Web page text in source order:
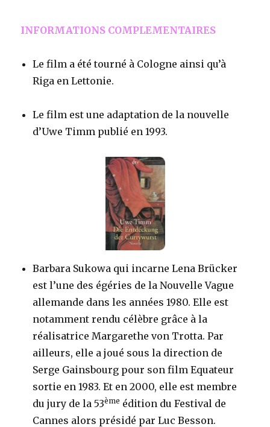
INFORMATIONS COMPLEMENTAIRES
Le film a été tourné à Cologne ainsi qu’à
Riga en Lettonie.
Le film est une adaptation de la nouvelle
d’Uwe Timm publié en 1993.
Barbara Sukowa qui incarne Lena Brücker
est l’une des égéries de la Nouvelle Vague
allemande dans les années 1980. Elle est
notamment rendu célèbre grâce à la
réalisatrice Margarethe von Trotta. Par
ailleurs, elle a joué sous la direction de
Serge Gainsbourg pour son film Equateur
sortie en 1983. Et en 2000, elle est membre
du jury de la 53ème édition du Festival de
Cannes alors présidé par Luc Besson.